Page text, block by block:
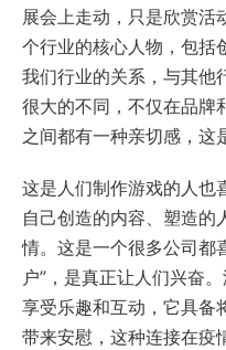
展会上走动，只是欣赏活
个行业的核心人物，包括
我们行业的关系，与其他
很大的不同，不仅在品牌
之间都有一种亲切感，这
这是人们制作游戏的人也
自己创造的内容、塑造的
情。这是一个很多公司都
户”，是真正让人们兴奋
享受乐趣和互动，它具备
带来安慰，这种连接在疫